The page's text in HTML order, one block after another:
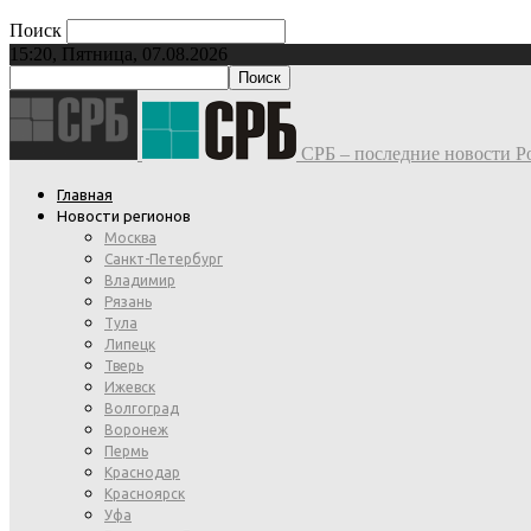
Поиск
15:20, Пятница, 07.08.2026
СРБ – последние новости
Главная
Новости регионов
Москва
Санкт-Петербург
Владимир
Рязань
Тула
Липецк
Тверь
Ижевск
Волгоград
Воронеж
Пермь
Краснодар
Красноярск
Уфа